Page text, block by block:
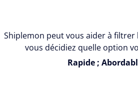
Shiplemon peut vous aider à
vous décidiez quelle option
Rapide ;